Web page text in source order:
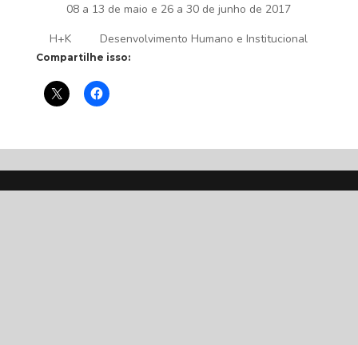
08 a 13 de maio e 26 a 30 de junho de 2017
H+K Desenvolvimento Humano e Institucional
Compartilhe isso: